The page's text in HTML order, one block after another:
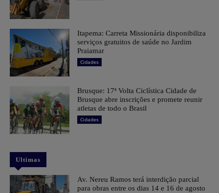
Itapema: Carreta Missionária disponibiliza
serviços gratuitos de saúde no Jardim
Praiamar
Cidades
Brusque: 17ª Volta Ciclística Cidade de
Brusque abre inscrições e promete reunir
atletas de todo o Brasil
Cidades
Ultimas
Av. Nereu Ramos terá interdição parcial
para obras entre os dias 14 e 16 de agosto